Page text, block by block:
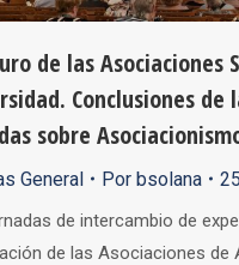
de las Asociaciones
Conclusiones de
sobre
General Por bsolana
de intercambio de
de las Asociaciones de